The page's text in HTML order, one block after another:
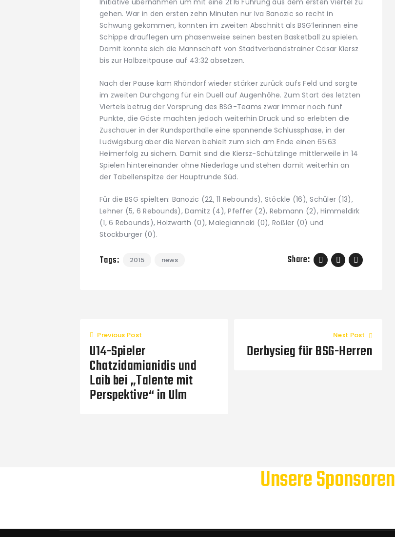
Initiative übernahmen um mit eine 21:16 Führung aus dem ersten Viertel zu
gehen. War in den ersten zehn Minuten nur Iva Banozic so recht in
Schwung gekommen, konnten im zweiten Abschnitt als BSG’lerinnen eine
Schippe drauflegen um phasenweise seinen besten Basketball zu spielen.
Damit konnte sich die Mannschaft von Stadtverbandstrainer Cäsar Kiersz
bis zur Halbzeitpause auf 43:32 absetzen.
Nach der Pause kam Rhöndorf wieder stärker zurück aufs Feld und sorgte
im zweiten Durchgang für ein Duell auf Augenhöhe. Zum Start des letzten
Viertels betrug der Vorsprung des BSG-Teams zwar immer noch fünf
Punkte, die Gäste machten jedoch weiterhin Druck und so erlebten die
Zuschauer in der Rundsporthalle eine spannende Schlussphase, in der
Ludwigsburg aber die Nerven behielt zum sich am Ende einen 65:63
Heimerfolg zu sichern. Damit sind die Kiersz-Schützlinge mittlerweile in 14
Spielen hintereinander ohne Niederlage und stehen damit weiterhin an
der Tabellenspitze der Hauptrunde Süd.
Für die BSG spielten: Banozic (22, 11 Rebounds), Stöckle (16), Schüler (13),
Lehner (5, 6 Rebounds), Damitz (4), Pfeffer (2), Rebmann (2), Himmeldirk
(1, 6 Rebounds), Holzwarth (0), Malegiannaki (0), Rößler (0) und
Stockburger (0).
Tags: 2015 news Share:
Previous Post
U14-Spieler
Chatzidamianidis und
Laib bei „Talente mit
Perspektive“ in Ulm
Next Post
Derbysieg für BSG-Herren
Unsere Sponsoren